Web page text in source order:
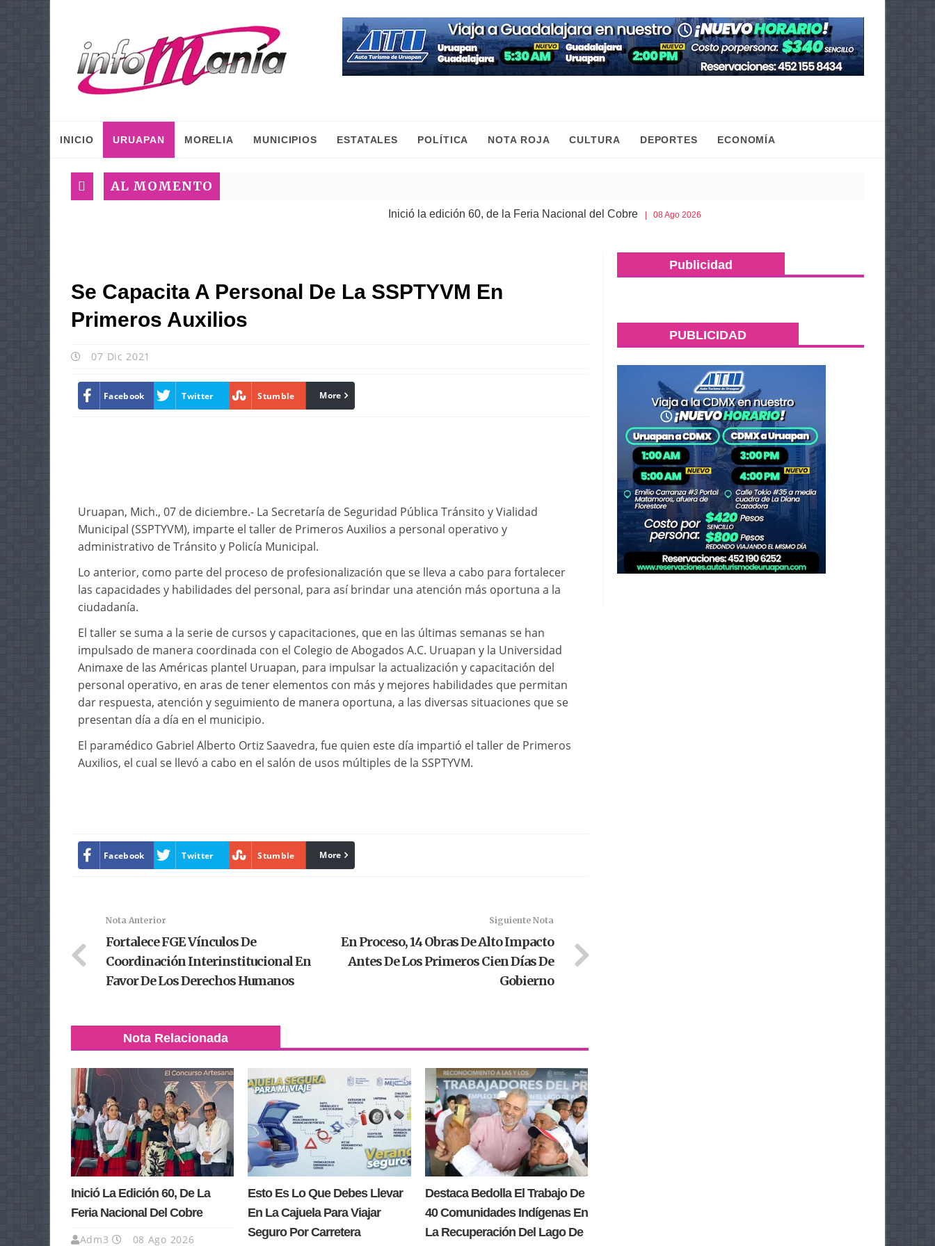
INICIO URUAPAN MORELIA MUNICIPIOS ESTATALES POLÍTICA NOTA ROJA CULTURA DEPORTES ECONOMÍA
AL MOMENTO
Inició la edición 60, de la Feria Nacional del Cobre | 08 Ago 2026 Esto es lo que debes llevar en la cajuela para
Se Capacita A Personal De La SSPTYVM En
Primeros Auxilios
07 Dic 2021
Facebook Twitter Stumble linkedin
More
Uruapan, Mich., 07 de diciembre.- La Secretaría de Seguridad Pública Tránsito y Vialidad
Municipal (SSPTYVM), imparte el taller de Primeros Auxilios a personal operativo y
administrativo de Tránsito y Policía Municipal.
Lo anterior, como parte del proceso de profesionalización que se lleva a cabo para fortalecer
las capacidades y habilidades del personal, para así brindar una atención más oportuna a la
ciudadanía.
El taller se suma a la serie de cursos y capacitaciones, que en las últimas semanas se han
impulsado de manera coordinada con el Colegio de Abogados A.C. Uruapan y la Universidad
Animaxe de las Américas plantel Uruapan, para impulsar la actualización y capacitación del
personal operativo, en aras de tener elementos con más y mejores habilidades que permitan
dar respuesta, atención y seguimiento de manera oportuna, a las diversas situaciones que se
presentan día a día en el municipio.
El paramédico Gabriel Alberto Ortiz Saavedra, fue quien este día impartió el taller de Primeros
Auxilios, el cual se llevó a cabo en el salón de usos múltiples de la SSPTYVM.
Facebook Twitter Stumble linkedin
More
Nota Anterior
Fortalece FGE Vínculos De
Coordinación Interinstitucional En
Favor De Los Derechos Humanos
Siguiente Nota
En Proceso, 14 Obras De Alto Impacto
Antes De Los Primeros Cien Días De
Gobierno
Nota Relacionada
Inició La Edición 60, De La
Feria Nacional Del Cobre
Adm3 08 Ago 2026
Esto Es Lo Que Debes Llevar
En La Cajuela Para Viajar
Seguro Por Carretera
Destaca Bedolla El Trabajo De
40 Comunidades Indígenas En
La Recuperación Del Lago De
Publicidad
PUBLICIDAD